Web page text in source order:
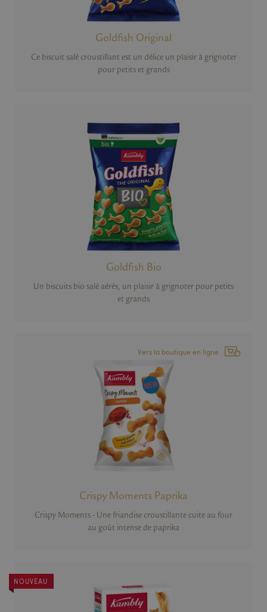
Goldfish Original
Ce biscuit salé croustillant est un délice un plaisir à grignoter
pour petits et grands
Goldfish Bio
Un biscuits bio salé aérés, un plaisir à grignoter pour petits
et grands
Vers la boutique en ligne
Crispy Moments Paprika
Crispy Moments - Une friandise croustillante cuite au four
au goût intense de paprika
NOUVEAU
NOUVEAU